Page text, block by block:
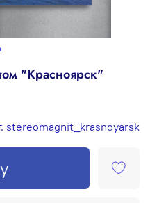
stereomagnit_krasnoyarsk
"Красноярск"